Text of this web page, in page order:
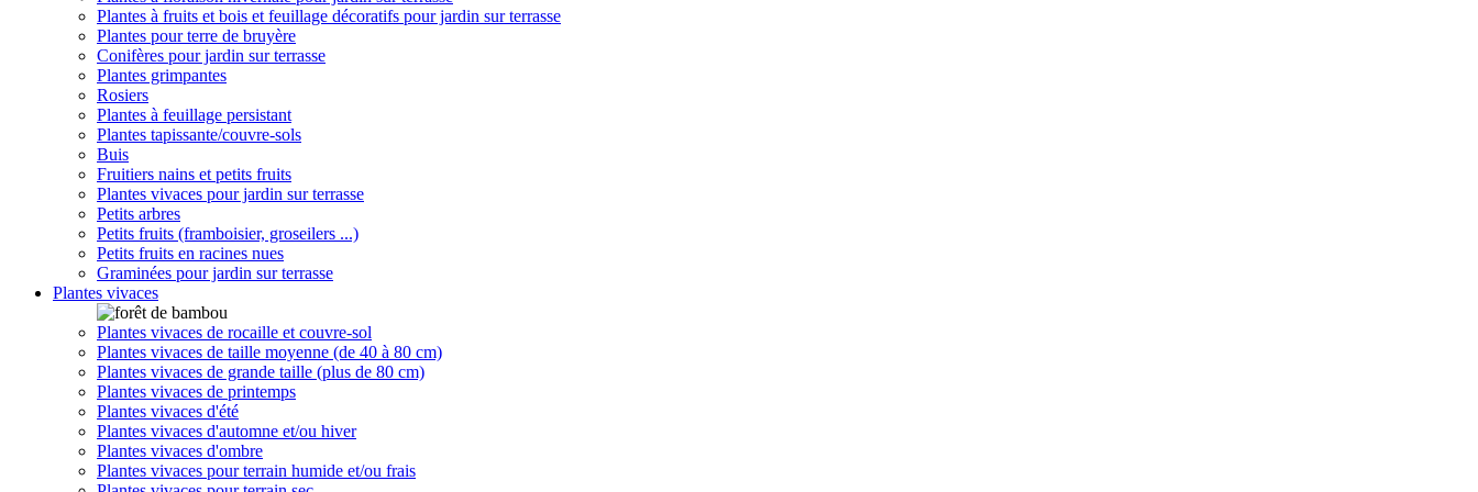
Plantes à fruits et bois et feuillage décoratifs pour jardin sur terrasse
Plantes pour terre de bruyère
Conifères pour jardin sur terrasse
Plantes grimpantes
Rosiers
Plantes à feuillage persistant
Plantes tapissante/couvre-sols
Buis
Fruitiers nains et petits fruits
Plantes vivaces pour jardin sur terrasse
Petits arbres
Petits fruits (framboisier, groseilers ...)
Petits fruits en racines nues
Graminées pour jardin sur terrasse
Plantes vivaces
Plantes vivaces de rocaille et couvre-sol
Plantes vivaces de taille moyenne (de 40 à 80 cm)
Plantes vivaces de grande taille (plus de 80 cm)
Plantes vivaces de printemps
Plantes vivaces d'été
Plantes vivaces d'automne et/ou hiver
Plantes vivaces d'ombre
Plantes vivaces pour terrain humide et/ou frais